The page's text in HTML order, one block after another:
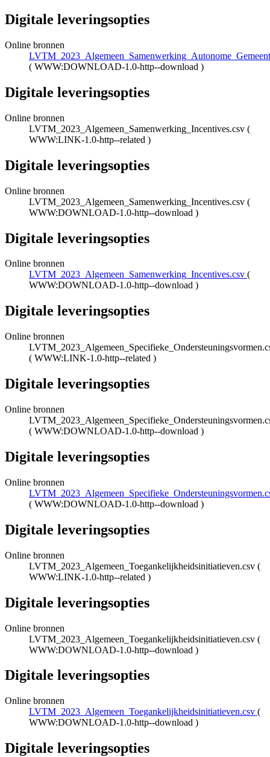
Digitale leveringsopties
Online bronnen
( WWW:DOWNLOAD-1.0-http--download )
Digitale leveringsopties
Online bronnen
LVTM_2023_Algemeen_Samenwerking_Incentives.csv (
WWW:LINK-1.0-http--related )
Digitale leveringsopties
Online bronnen
LVTM_2023_Algemeen_Samenwerking_Incentives.csv (
WWW:DOWNLOAD-1.0-http--download )
Digitale leveringsopties
Online bronnen
LVTM_2023_Algemeen_Samenwerking_Incentives.csv (
WWW:DOWNLOAD-1.0-http--download )
Digitale leveringsopties
Online bronnen
( WWW:LINK-1.0-http--related )
Digitale leveringsopties
Online bronnen
( WWW:DOWNLOAD-1.0-http--download )
Digitale leveringsopties
Online bronnen
( WWW:DOWNLOAD-1.0-http--download )
Digitale leveringsopties
Online bronnen
LVTM_2023_Algemeen_Toegankelijkheidsinitiatieven.csv (
WWW:LINK-1.0-http--related )
Digitale leveringsopties
Online bronnen
LVTM_2023_Algemeen_Toegankelijkheidsinitiatieven.csv (
WWW:DOWNLOAD-1.0-http--download )
Digitale leveringsopties
Online bronnen
LVTM_2023_Algemeen_Toegankelijkheidsinitiatieven.csv (
WWW:DOWNLOAD-1.0-http--download )
Digitale leveringsopties